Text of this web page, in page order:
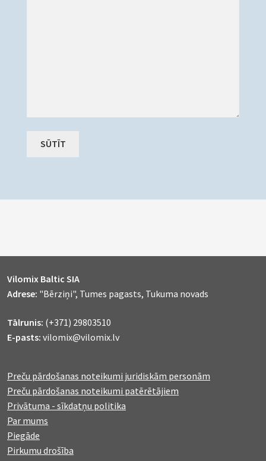
Vilomix Baltic SIA
Adrese: "Bērziņi", Tumes pagasts, Tukuma novads
Tālrunis: (+371) 29803510
E-pasts: vilomix@vilomix.lv
Preču pārdošanas noteikumi juridiskām personām
Preču pārdošanas noteikumi patērētājiem
Privātuma - sīkdatņu politika
Par mums
Piegāde
Pirkumu drošība